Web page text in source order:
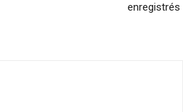
enregistrés